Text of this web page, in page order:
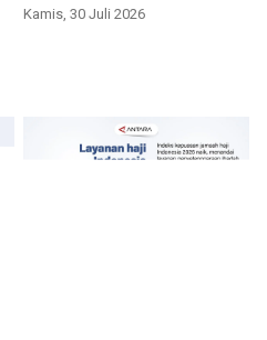
Kamis, 30 Juli 2026